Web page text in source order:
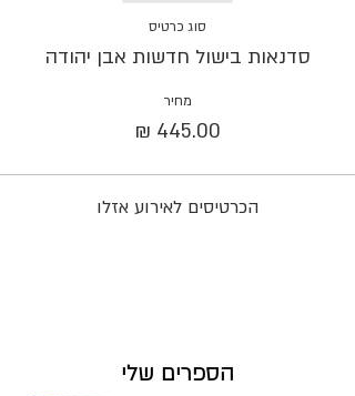
סוג כרטיס
סדנאות בישול חדשות אבן יהודה
מחיר
הכרטיסים לאירוע אזלו
הספרים שלי